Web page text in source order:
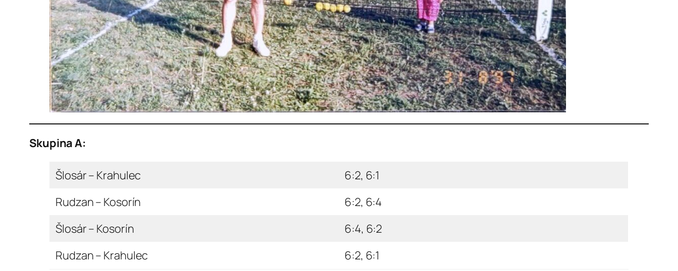
Skupina A:
Šlosár – Krahulec
6:2, 6:1
Rudzan – Kosorín
6:2, 6:4
Šlosár – Kosorín
6:4, 6:2
Rudzan – Krahulec
6:2, 6:1